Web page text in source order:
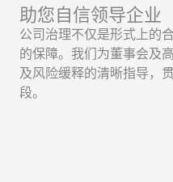
助您自信领导企业
公司治理不仅是形式上的
的保障。我们为董事会及
及风险缓释的清晰指导，
段。